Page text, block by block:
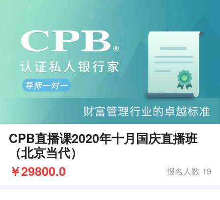
CPB直播课2020年十月国庆直播班
（北京当代）
￥29800.0
报名人数 19